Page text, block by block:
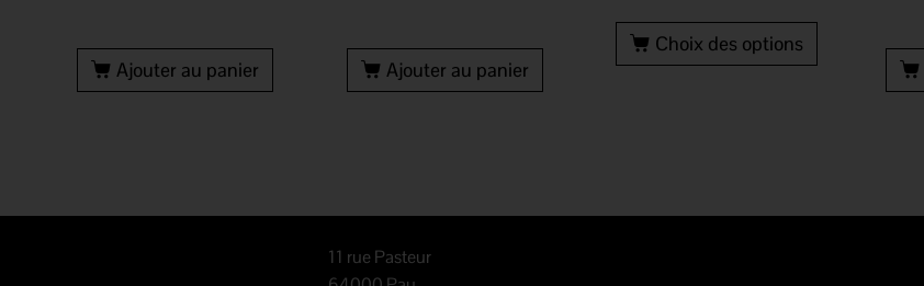
Ajouter au panier Ajouter au panier
Choix des options
11 rue Pasteur